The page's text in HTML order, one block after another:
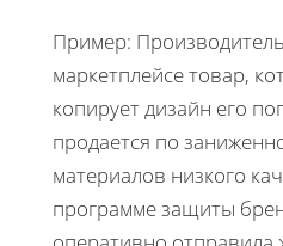
Пример:
маркетплейсе товар,
копирует дизайн его
продается по
материалов низкого
программе защиты